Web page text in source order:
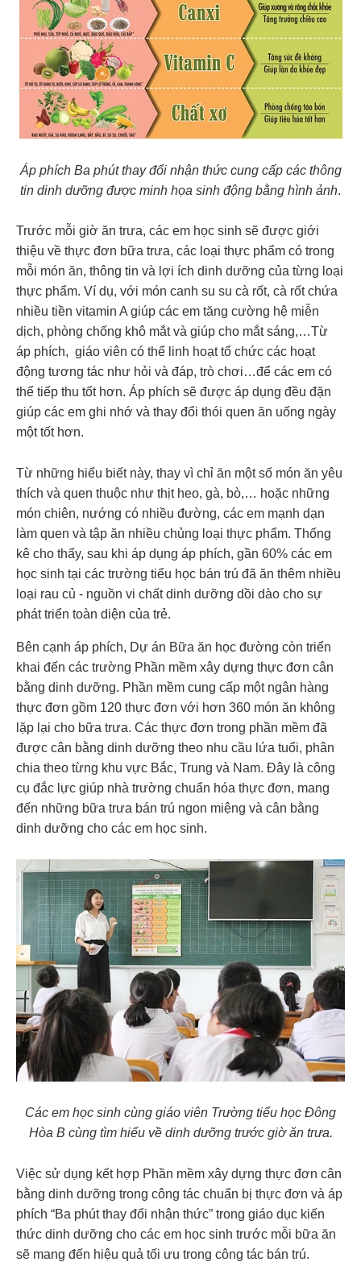
Áp phích Ba phút thay đổi nhận thức cung cấp các thông
tin dinh dưỡng được minh họa sinh động bằng hình ảnh.
Trước mỗi giờ ăn trưa, các em học sinh sẽ được giới
thiệu về thực đơn bữa trưa, các loại thực phẩm có trong
mỗi món ăn, thông tin và lợi ích dinh dưỡng của từng loại
thực phẩm. Ví dụ, với món canh su su cà rốt, cà rốt chứa
nhiều tiền vitamin A giúp các em tăng cường hệ miễn
dịch, phòng chống khô mắt và giúp cho mắt sáng,…Từ
áp phích, giáo viên có thể linh hoạt tổ chức các hoạt
động tương tác như hỏi và đáp, trò chơi…để các em có
thể tiếp thu tốt hơn. Áp phích sẽ được áp dụng đều đặn
giúp các em ghi nhớ và thay đổi thói quen ăn uống ngày
một tốt hơn.
Từ những hiểu biết này, thay vì chỉ ăn một số món ăn yêu
thích và quen thuộc như thịt heo, gà, bò,… hoặc những
món chiên, nướng có nhiều đường, các em mạnh dạn
làm quen và tập ăn nhiều chủng loại thực phẩm. Thống
kê cho thấy, sau khi áp dụng áp phích, gần 60% các em
học sinh tại các trường tiểu học bán trú đã ăn thêm nhiều
loại rau củ - nguồn vi chất dinh dưỡng dồi dào cho sự
phát triển toàn diện của trẻ.
Bên cạnh áp phích, Dự án Bữa ăn học đường còn triển
khai đến các trường Phần mềm xây dựng thực đơn cân
bằng dinh dưỡng. Phần mềm cung cấp một ngân hàng
thực đơn gồm 120 thực đơn với hơn 360 món ăn không
lặp lại cho bữa trưa. Các thực đơn trong phần mềm đã
được cân bằng dinh dưỡng theo nhu cầu lứa tuổi, phân
chia theo từng khu vực Bắc, Trung và Nam. Đây là công
cụ đắc lực giúp nhà trường chuẩn hóa thực đơn, mang
đến những bữa trưa bán trú ngon miệng và cân bằng
dinh dưỡng cho các em học sinh.
Các em học sinh cùng giáo viên Trường tiểu học Đông
Hòa B cùng tìm hiểu về dinh dưỡng trước giờ ăn trưa.
Việc sử dụng kết hợp Phần mềm xây dựng thực đơn cân
bằng dinh dưỡng trong công tác chuẩn bị thực đơn và áp
phích “Ba phút thay đổi nhận thức” trong giáo dục kiến
thức dinh dưỡng cho các em học sinh trước mỗi bữa ăn
sẽ mang đến hiệu quả tối ưu trong công tác bán trú.